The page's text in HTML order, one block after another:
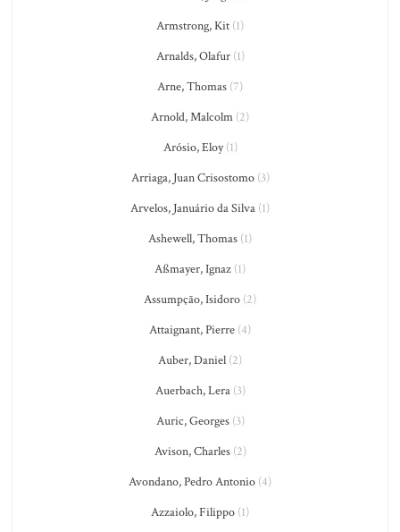
Armstrong, Kit (1)
Arnalds, Olafur(1)
Arne, Thomas (7)
Arnold, Malcolm (2)
Arósio, Eloy(1)
Arriaga, Juan Crisostomo(3)
Arvelos, Januário da Silva (1)
Ashewell, Thomas (1)
Aßmayer, Ignaz (1)
Assumpção, Isidoro (2)
Attaignant, Pierre (4)
Auber, Daniel (2)
Auerbach, Lera(3)
Auric, Georges(3)
Avison, Charles(2)
Avondano, Pedro Antonio (4)
Azzaiolo, Filippo (1)